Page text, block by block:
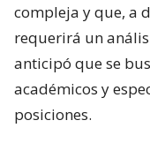
compleja y que, a
requerirá un
anticipó que se
académicos y
posiciones.